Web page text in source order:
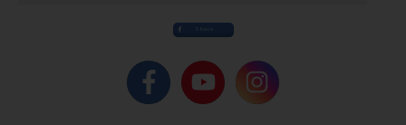
Share